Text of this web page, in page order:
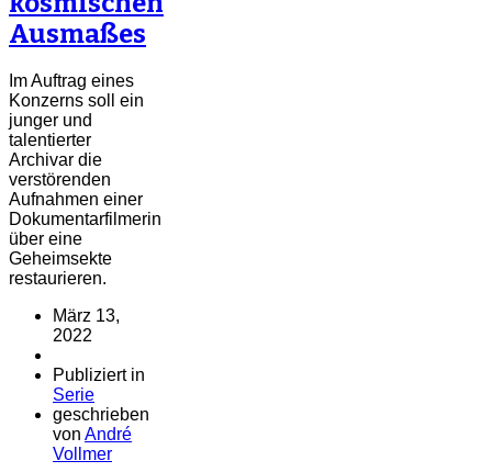
Ausmaßes
Im Auftrag eines
Konzerns soll ein
junger und
talentierter
Archivar die
verstörenden
Aufnahmen einer
Dokumentarfilmerin
über eine
Geheimsekte
restaurieren.
März 13,
2022
Publiziert in
Serie
geschrieben
von André
Vollmer